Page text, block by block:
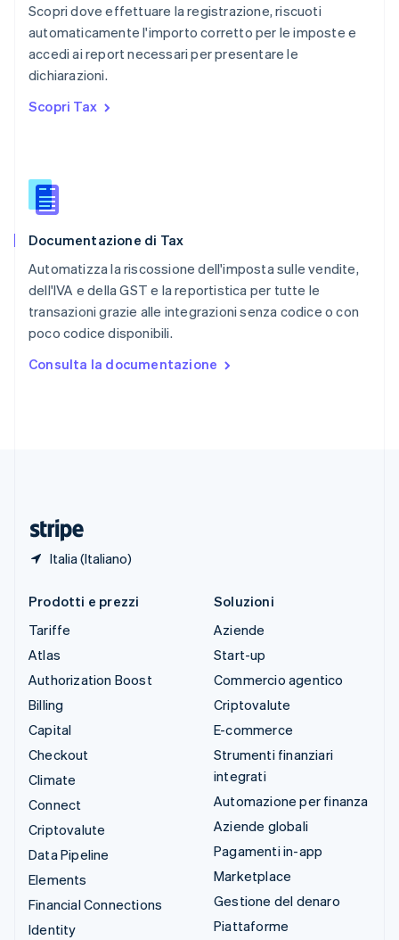
Scopri dove effettuare la registrazione, riscuoti
automaticamente l'importo corretto per le imposte e
accedi ai report necessari per presentare le
dichiarazioni.
Scopri Tax
Documentazione di Tax
Automatizza la riscossione dell'imposta sulle vendite,
dell'IVA e della GST e la reportistica per tutte le
transazioni grazie alle integrazioni senza codice o con
poco codice disponibili.
Consulta la documentazione
Italia (Italiano)
English
Portogallo
RAS di Hong Kong, Cina
English简体中文
Regno Unito
English
English
Singapore
Slovacchia
English
Slovenia
Spagna
EspañolEnglish
English Español简体中文
Prodotti e prezzi
Tariffe
Atlas
Authorization Boost
Billing
Capital
Checkout
Climate
Connect
Criptovalute
Data Pipeline
Elements
Financial Connections
Identity
Soluzioni
Aziende
Start-up
Commercio agentico
Criptovalute
E-commerce
Strumenti finanziari
integrati
Automazione per finanza
Aziende globali
Pagamenti in-app
Marketplace
Gestione del denaro
Piattaforme